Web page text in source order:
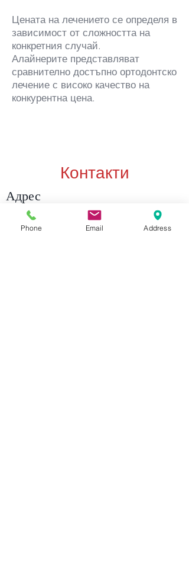
Цената на лечението се определя в
зависимост от сложността на
конкретния случай.
Алайнерите представляват
сравнително достъпно ортодонтско
лечение с високо качество на
конкурентна цена.
Контакти
Адрес
1618 София
бул. "Александър С. Пушкин" 39
Phone Email Address